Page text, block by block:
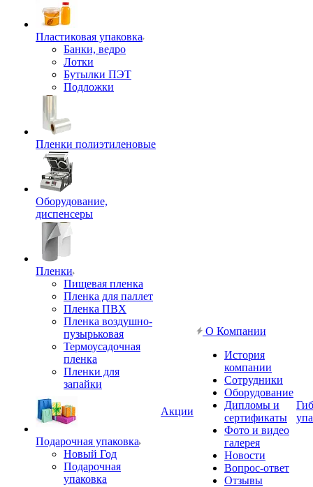
Пластиковая упаковка
Банки, ведро
Лотки
Бутылки ПЭТ
Подложки
Пленки полиэтиленовые
Оборудование,
диспенсеры
Пленки
Пищевая пленка
Пленка для паллет
Пленка ПВХ
Пленка воздушно-
пузырьковая
Термоусадочная
пленка
Пленки для
запайки
Подарочная упаковка
Новый Год
Подарочная
упаковка
Акции
О Компании
История
компании
Сотрудники
Оборудование
Дипломы и
сертификаты
Фото и видео
галерея
Новости
Вопрос-ответ
Отзывы